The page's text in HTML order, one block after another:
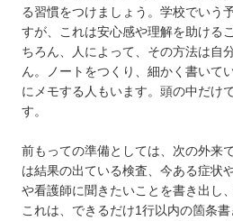
る習慣をつけましょう。学校でいう
すが、これは安心感や理解を助ける
ちろん、人によって、その方法は自
ん。ノートをつくり、細かく書いて
にメモする人もいます。頭の中だけ
す。
前もっての準備としては、次の外来
は結果の出ている検査、今ある症状
や看護師に聞きたいことを書き出し
これは、できるだけ1行以内の箇条